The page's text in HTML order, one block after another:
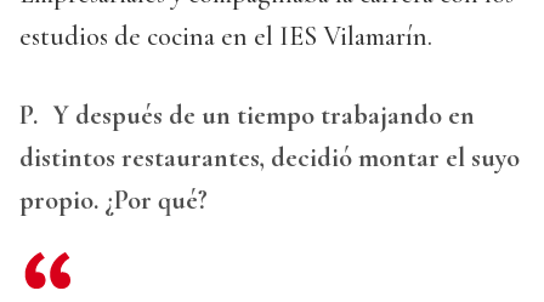
estudios de cocina en el IES Vilamarín.
P. Y después de un tiempo trabajando en
distintos restaurantes, decidió montar el suyo
propio. ¿Por qué?